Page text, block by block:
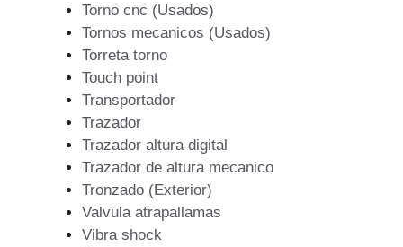
Torno cnc (Usados)
Tornos mecanicos (Usados)
Torreta torno
Touch point
Transportador
Trazador
Trazador altura digital
Trazador de altura mecanico
Tronzado (Exterior)
Valvula atrapallamas
Vibra shock